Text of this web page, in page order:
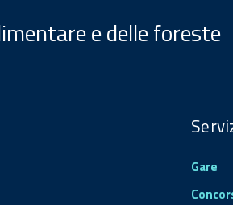
e delle foreste
Gare